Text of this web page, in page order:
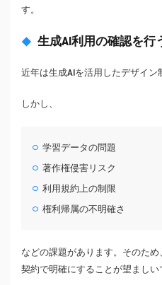
す。
生成AI利用の確認を行
近年は生成AIを活用したデザイン
しかし、
学習データの問題
著作権侵害リスク
利用規約上の制限
権利帰属の不明確さ
などの課題があります。そのた
契約で明確にすることが望ましい